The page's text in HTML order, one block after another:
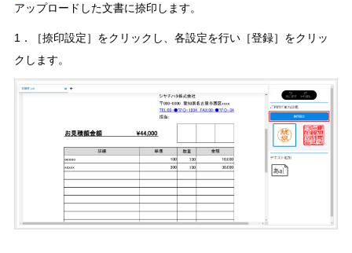
アップロードした文書に捺印します。
1．［捺印設定］をクリックし、各設定を行い［登録］をクリッ
クします。